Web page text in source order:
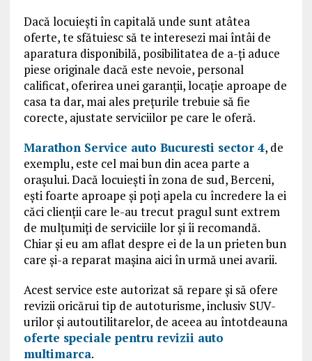
Dacă locuieşti în capitală unde sunt atâtea
oferte, te sfătuiesc să te interesezi mai întâi de
aparatura disponibilă, posibilitatea de a-ţi aduce
piese originale dacă este nevoie, personal
calificat, oferirea unei garanţii, locaţie aproape de
casa ta dar, mai ales preţurile trebuie să fie
corecte, ajustate serviciilor pe care le oferă.
Marathon Service auto Bucuresti sector 4, de
exemplu, este cel mai bun din acea parte a
oraşului. Dacă locuieşti în zona de sud, Berceni,
eşti foarte aproape şi poţi apela cu încredere la ei
căci clienţii care le-au trecut pragul sunt extrem
de mulţumiţi de serviciile lor şi îi recomandă.
Chiar şi eu am aflat despre ei de la un prieten bun
care şi-a reparat maşina aici în urmă unei avarii.
Acest service este autorizat să repare şi să ofere
revizii oricărui tip de autoturisme, inclusiv SUV-
urilor şi autoutilitarelor, de aceea au întotdeauna
oferte speciale pentru revizii auto
multimarca.